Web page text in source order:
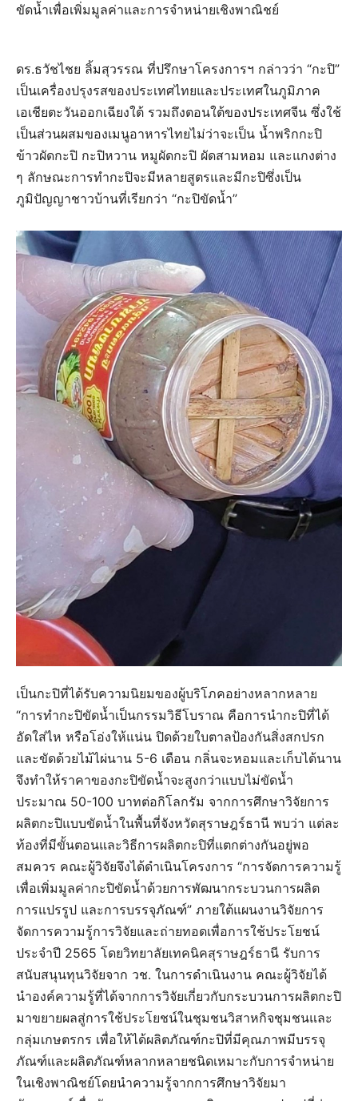
ขัดน้ำเพื่อเพิ่มมูลค่าและการจำหน่ายเชิงพาณิชย์
ดร.ธวัชไชย ลิ้มสุวรรณ ที่ปรึกษาโครงการฯ กล่าวว่า “กะปิ”
เป็นเครื่องปรุงรสของประเทศไทยและประเทศในภูมิภาค
เอเชียตะวันออกเฉียงใต้ รวมถึงตอนใต้ของประเทศจีน ซึ่งใช้
เป็นส่วนผสมของเมนูอาหารไทยไม่ว่าจะเป็น น้ำพริกกะปิ
ข้าวผัดกะปิ กะปิหวาน หมูผัดกะปิ ผัดสามหอม และแกงต่าง
ๆ ลักษณะการทำกะปิจะมีหลายสูตรและมีกะปิซึ่งเป็น
ภูมิปัญญาชาวบ้านที่เรียกว่า “กะปิขัดน้ำ”
เป็นกะปิที่ได้รับความนิยมของผู้บริโภคอย่างหลากหลาย
“การทำกะปิขัดน้ำเป็นกรรมวิธีโบราณ คือการนำกะปิที่ได้
อัดใส่ไห หรือโอ่งให้แน่น ปิดด้วยใบตาลป้องกันสิ่งสกปรก
และขัดด้วยไม้ไผ่นาน 5-6 เดือน กลิ่นจะหอมและเก็บได้นาน
จึงทำให้ราคาของกะปิขัดน้ำจะสูงกว่าแบบไม่ขัดน้ำ
ประมาณ 50-100 บาทต่อกิโลกรัม จากการศึกษาวิจัยการ
ผลิตกะปิแบบขัดน้ำในพื้นที่จังหวัดสุราษฎร์ธานี พบว่า แต่ละ
ท้องที่มีขั้นตอนและวิธีการผลิตกะปิที่แตกต่างกันอยู่พอ
สมควร คณะผู้วิจัยจึงได้ดำเนินโครงการ “การจัดการความรู้
เพื่อเพิ่มมูลค่ากะปิขัดน้ำด้วยการพัฒนากระบวนการผลิต
การแปรรูป และการบรรจุภัณฑ์” ภายใต้แผนงานวิจัยการ
จัดการความรู้การวิจัยและถ่ายทอดเพื่อการใช้ประโยชน์
ประจำปี 2565 โดยวิทยาลัยเทคนิคสุราษฎร์ธานี รับการ
สนับสนุนทุนวิจัยจาก วช. ในการดำเนินงาน คณะผู้วิจัยได้
นำองค์ความรู้ที่ได้จากการวิจัยเกี่ยวกับกระบวนการผลิตกะปิ
มาขยายผลสู่การใช้ประโยชน์ในชุมชนวิสาหกิจชุมชนและ
กลุ่มเกษตรกร เพื่อให้ได้ผลิตภัณฑ์กะปิที่มีคุณภาพมีบรรจุ
ภัณฑ์และผลิตภัณฑ์หลากหลายชนิดเหมาะกับการจำหน่าย
ในเชิงพาณิชย์โดยนำความรู้จากการศึกษาวิจัยมา